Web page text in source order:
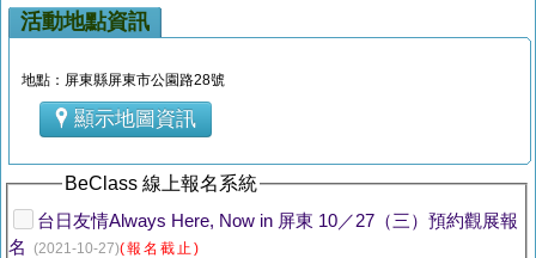
活動地點資訊
地點：屏東縣屏東市公園路28號
顯示地圖資訊
BeClass 線上報名系統
台日友情Always Here, Now in 屏東 10／27（三）預約觀展報
名 (2021-10-27)(報名截止)